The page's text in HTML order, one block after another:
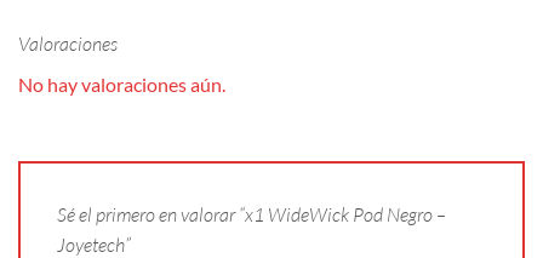
Valoraciones
No hay valoraciones aún.
Sé el primero en valorar “x1 WideWick Pod Negro –
Joyetech”